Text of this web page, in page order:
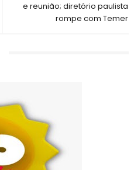
e reunião; diretório paulista
rompe com Temer